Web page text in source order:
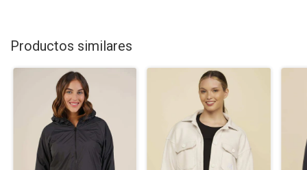
Productos similares